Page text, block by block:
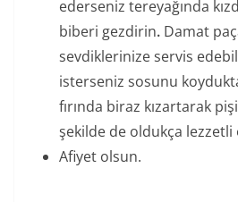
ederseniz tereyağında
biberi gezdirin. Damat
sevdiklerinize servis
isterseniz sosunu
fırında biraz kızartarak
şekilde de oldukça lezzetli
Afiyet olsun.